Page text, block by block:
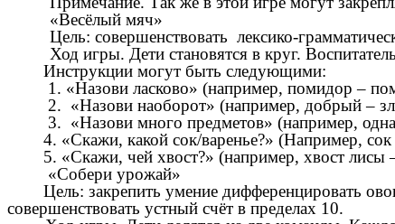
«Весёлый мяч»
Цель: совершенствовать лексико-
Ход игры. Дети становятся в круг.
Инструкции могут быть следующими:
1. «Назови ласково» (например, помидор –
2. «Назови наоборот» (например, добрый –
3. «Назови много предметов» (например, одна
4. «Скажи, какой сок/варенье?» (Например, сок
5. «Скажи, чей хвост?» (например, хвост лисы
«Собери урожай»
Цель: закрепить умение дифференцировать
совершенствовать устный счёт в пределах 10.